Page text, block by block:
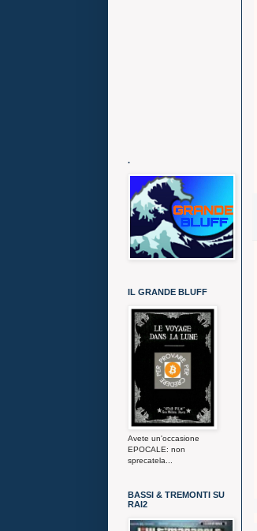
.
IL GRANDE BLUFF
Avete un'occasione
EPOCALE: non
sprecatela...
BASSI & TREMONTI SU
RAI2